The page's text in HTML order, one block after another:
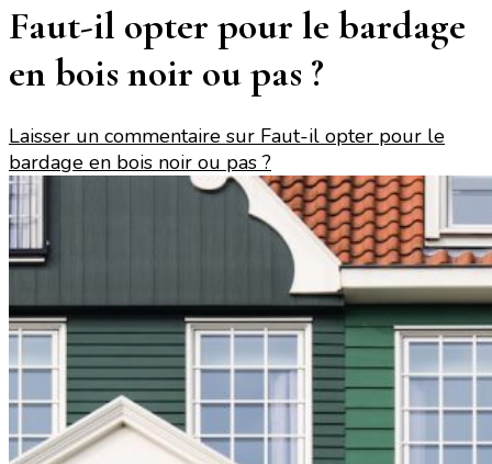
Faut-il opter pour le bardage
en bois noir ou pas ?
Laisser un commentaire sur Faut-il opter pour le
bardage en bois noir ou pas ?